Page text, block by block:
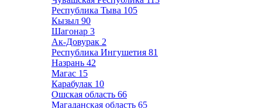
Республика Тыва 105
Кызыл 90
Шагонар 3
Ак-Довурак 2
Республика Ингушетия 81
Назрань 42
Магас 15
Карабулак 10
Ошская область 66
Магаданская область 65